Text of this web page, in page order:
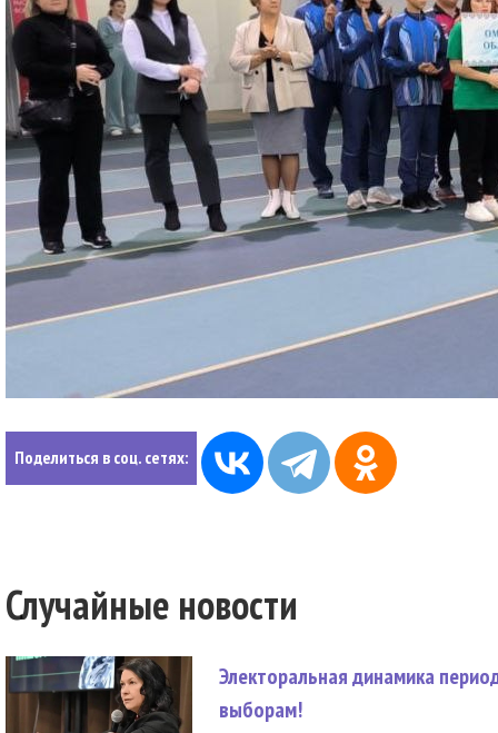
Поделиться в соц. сетях:
Случайные новости
Электоральная динамика
выборам!